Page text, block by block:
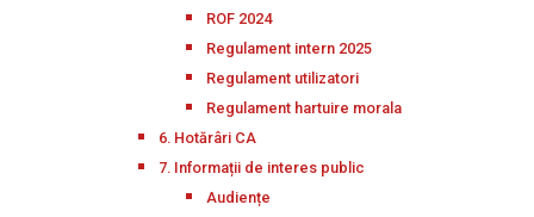
ROF 2024
Regulament intern 2025
Regulament utilizatori
Regulament hartuire morala
6. Hotărâri CA
7. Informații de interes public
Audiențe